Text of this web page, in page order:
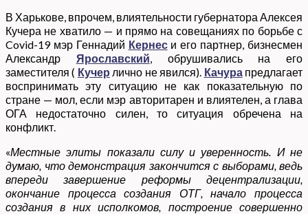
В Харькове, впрочем, влиятельности губернатора Алексея
Кучера не хватило — и прямо на совещаниях по борьбе с
Covid-19 мэр Геннадий Кернеси его партнер, бизнесмен
Александр Ярославский, обрушивались на его
заместителя ( Кучер лично не явился). Качурапредлагает
воспринимать эту ситуацию не как показательную по
стране — мол, если мэр авторитарен и влиятелен, а глава
ОГА недостаточно силен, то ситуация обречена на
конфликт.
«Местные элиты показали силу и уверенность. И не
думаю, что демонстрация закончится с выборами, ведь
впереди завершение реформы децентрализации,
окончание процесса создания ОТГ, начало процесса
создания в них исполкомов, построение совершенно